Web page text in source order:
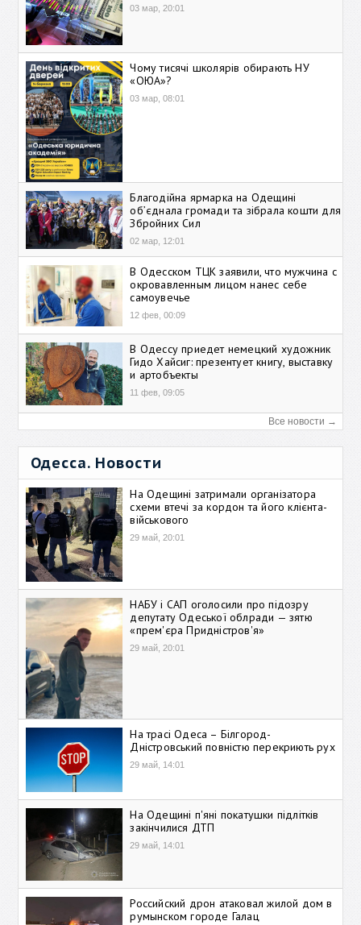
03 мар, 20:01
Чому тисячі школярів обирають НУ
«ОЮА»?
03 мар, 08:01
Благодійна ярмарка на Одещині
об’єднала громади та зібрала кошти для
Збройних Сил
02 мар, 12:01
В Одесском ТЦК заявили, что мужчина с
окровавленным лицом нанес себе
самоувечье
12 фев, 00:09
В Одессу приедет немецкий художник
Гидо Хайсиг: презентует книгу, выставку
и артобъекты
11 фев, 09:05
Все новости →
Одесса. Новости
На Одещині затримали організатора
схеми втечі за кордон та його клієнта-
військового
29 май, 20:01
НАБУ і САП оголосили про підозру
депутату Одеської облради — зятю
«прем'єра Придністров'я»
29 май, 20:01
На трасі Одеса – Білгород-
Дністровський повністю перекриють рух
29 май, 14:01
На Одещині п'яні покатушки підлітків
закінчилися ДТП
29 май, 14:01
Российский дрон атаковал жилой дом в
румынском городе Галац